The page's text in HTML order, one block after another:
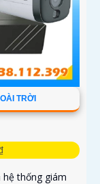
TRỜI
hệ thống giám